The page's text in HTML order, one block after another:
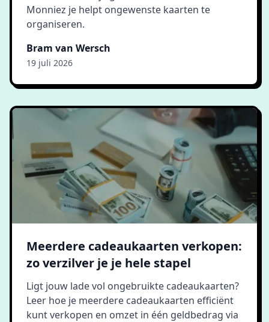
Monniez je helpt ongewenste kaarten te
organiseren.
Bram van Wersch
19 juli 2026
Meerdere cadeaukaarten verkopen:
zo verzilver je je hele stapel
Ligt jouw lade vol ongebruikte cadeaukaarten?
Leer hoe je meerdere cadeaukaarten efficiënt
kunt verkopen en omzet in één geldbedrag via